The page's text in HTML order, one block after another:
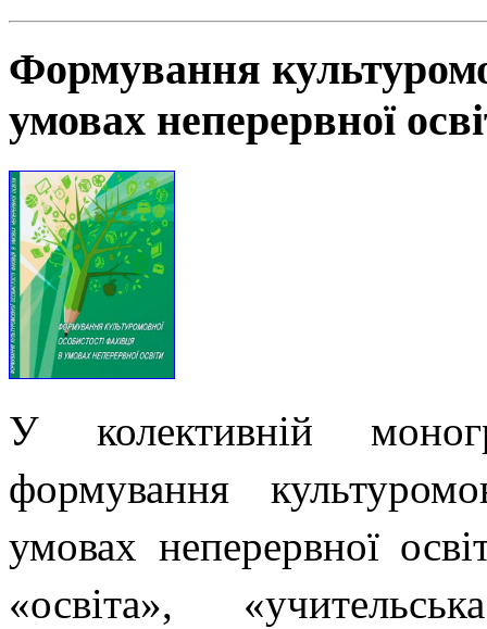
Формування
умовах неперервної
У колективній
формування
умовах неперервної
«освіта»,